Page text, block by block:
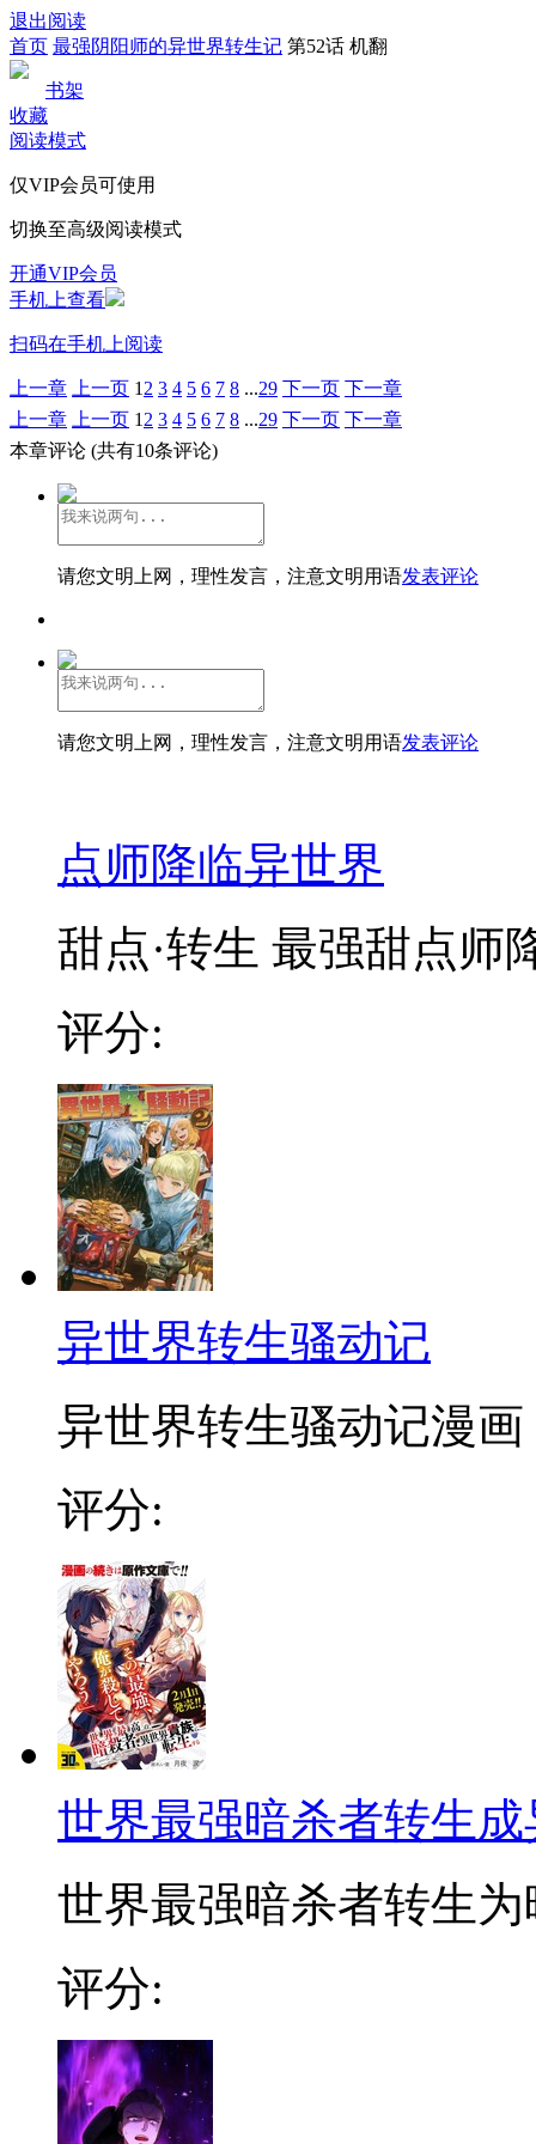
退出阅读
首页 最强阴阳师的异世界转生记 第52话 机翻
书架
收藏
阅读模式
仅VIP会员可使用
切换至高级阅读模式
开通VIP会员
手机上查看
扫码在手机上阅读
上一章 上一页 1 2 3 4 5 6 7 8 ...29 下一页 下一章
上一章
上一页 1 2 3 4 5 6 7 8 ...29 下一页 下一章
本章评论 (共有10条评论)
请您文明上网，理性发言，注意文明用语发表评论
请您文明上网，理性发言，注意文明用语发表评论
点师降临异世界
甜点·转生 最强甜点师
评分:
异世界转生骚动记
异世界转生骚动记漫
评分:
世界最强暗杀者转生
世界最强暗杀者转生
评分: